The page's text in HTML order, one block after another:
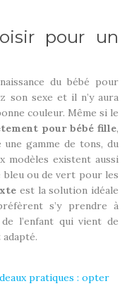
pour un
du bébé pour
son sexe et il n’y aura
couleur. Même si le
pour bébé fille,
gamme de tons, du
modèles existent aussi
bleu ou de vert pour les
est la solution idéale
s’y prendre à
l’enfant qui vient de
pratiques : opter